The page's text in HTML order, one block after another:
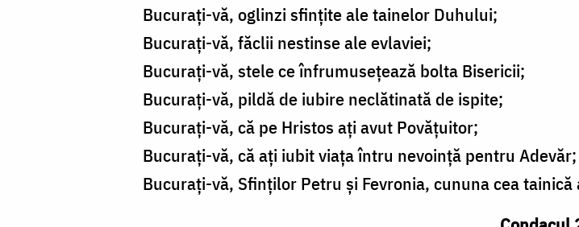
Bucuraţi-vă, oglinzi sfinţite ale tainelor Duhului;
Bucuraţi-vă, făclii nestinse ale evlaviei;
Bucuraţi-vă, stele ce înfrumuseţează bolta Bisericii;
Bucuraţi-vă, pildă de iubire neclătinată de ispite;
Bucuraţi-vă, că pe Hristos aţi avut Povăţuitor;
Bucuraţi-vă, că aţi iubit viaţa întru nevoinţă pentru Adevăr;
Bucuraţi-vă, Sfinţilor Petru şi Fevronia, cununa cea